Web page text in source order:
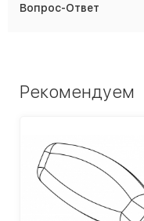
Вопрос-Ответ
Рекомендуем